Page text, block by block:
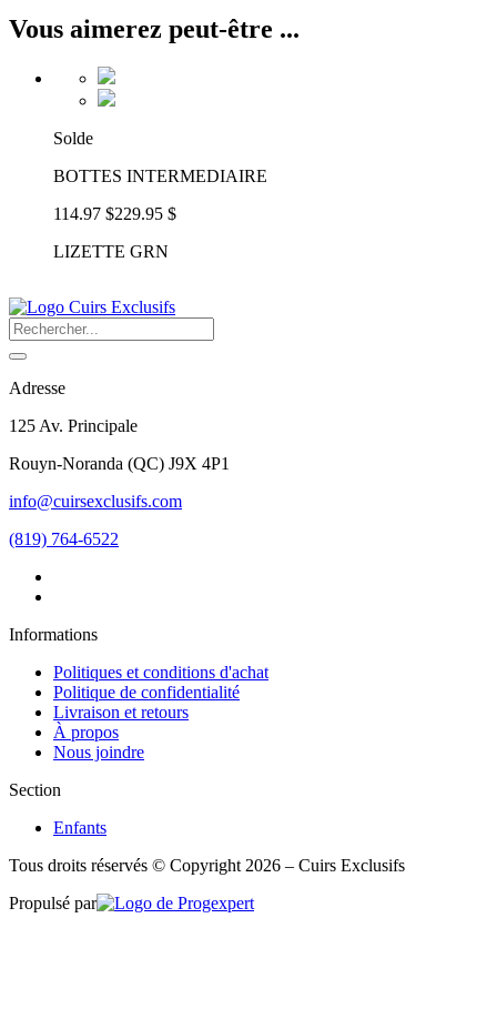
Vous aimerez peut-être ...
Solde
BOTTES INTERMEDIAIRE
114.97 $229.95 $
LIZETTE GRN
Adresse
125 Av. Principale
Rouyn-Noranda (QC) J9X 4P1
info@cuirsexclusifs.com
(819) 764-6522
Informations
Politiques et conditions d'achat
Politique de confidentialité
Livraison et retours
À propos
Nous joindre
Section
Enfants
Tous droits réservés © Copyright 2026 – Cuirs Exclusifs
Propulsé par